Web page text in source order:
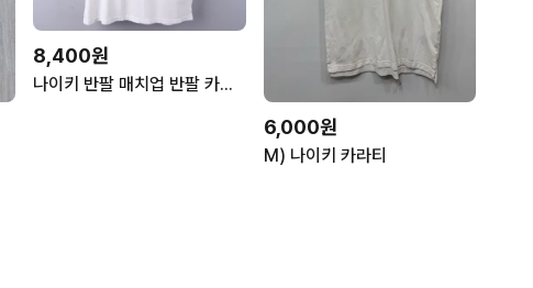
8,400원
나이키 반팔 매치업 반팔 카라티 화이트 (M)
6,000원
M) 나이키 카라티